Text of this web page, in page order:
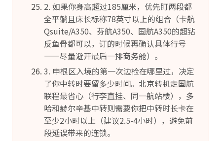
2. 如果你身高超过185厘米，优先盯两段都
全平躺且床长标称78英寸以上的组合（卡航
Qsuite/A350、芬航A350、国航A350的超钻
反鱼骨都可以，订的时候再确认具体行号
——尽量避开最后一排商务舱）。
3. 申根区入境的第一次边检在哪里过，决定
了你中转时要留多少时间。北京转机走国航
联程最省心（行李直挂、同一航站楼），多
哈和赫尔辛基中转则需要你把中转时长卡在
至少2小时以上（建议2.5-4小时），避免前
段延误带来的连锁。